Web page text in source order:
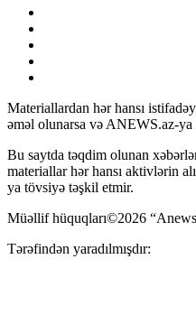
Materiallardan hər hansı
əməl olunarsa və ANEWS.az-
Bu saytda təqdim olunan
materiallar hər hansı aktivlərin
ya tövsiyə təşkil etmir.
Müəllif hüquqları©2026
Tərəfindən yaradılmışdır: